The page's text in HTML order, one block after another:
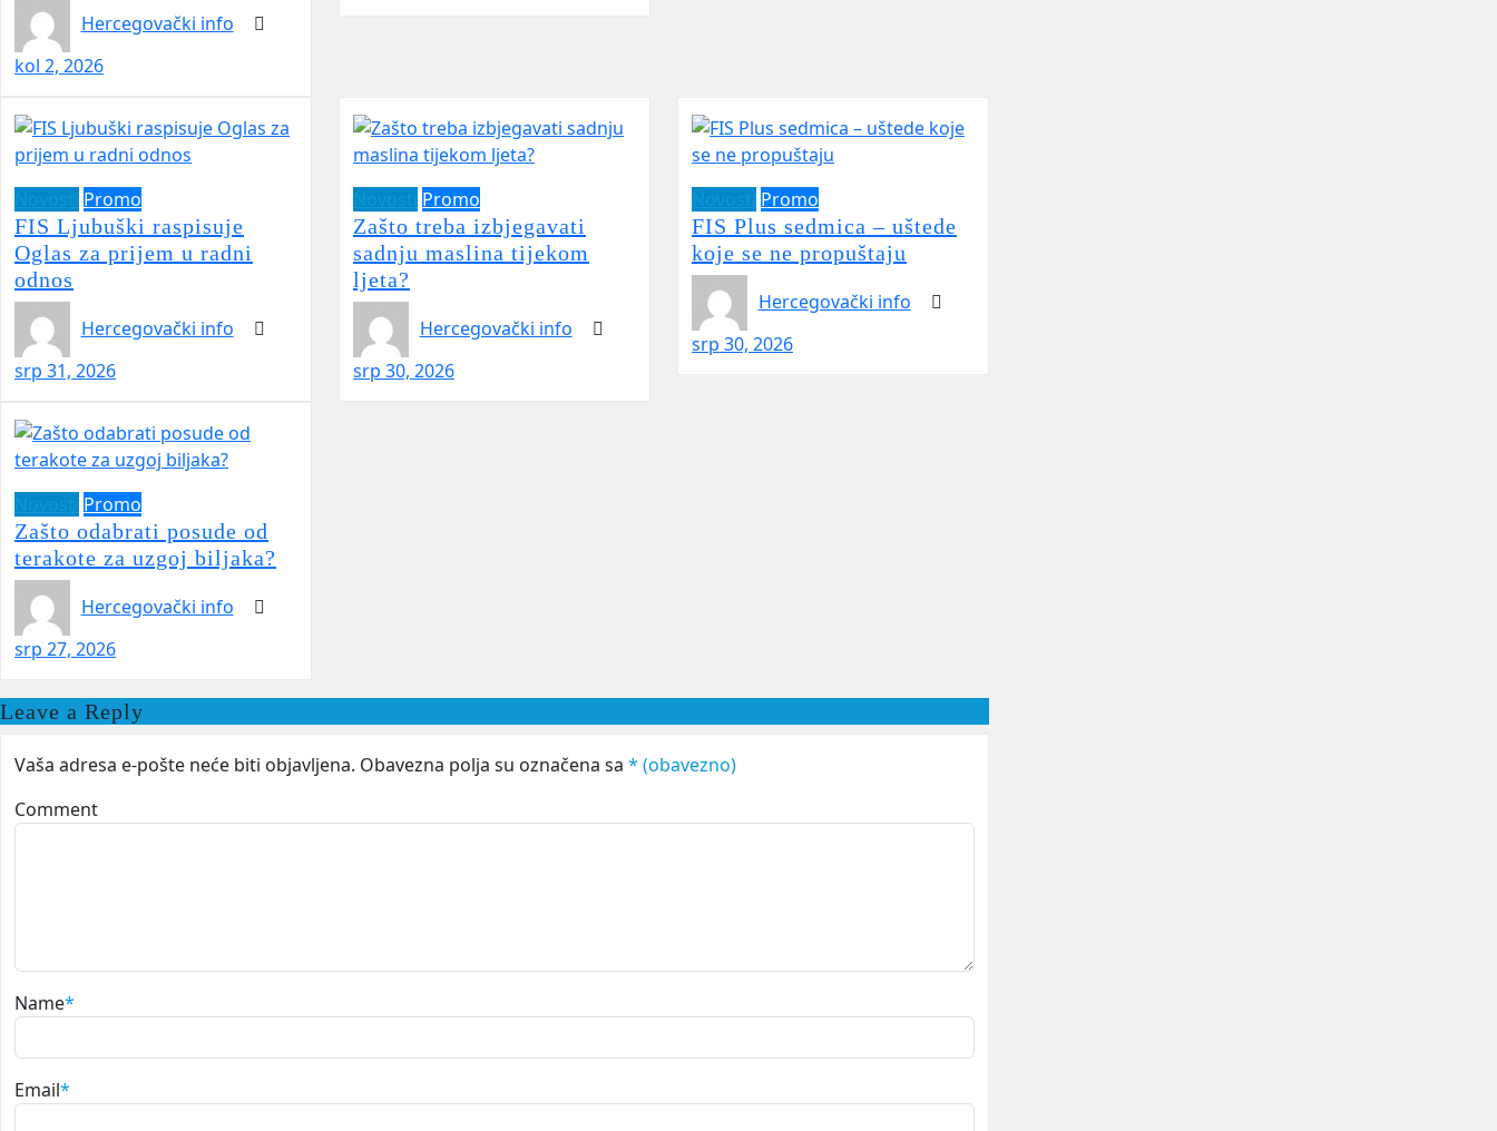
Hercegovački info
kol 2, 2026
Promo
FIS Ljubuški raspisuje
Oglas za prijem u radni
odnos
Hercegovački info
srp 31, 2026
Promo
Zašto treba izbjegavati
sadnju maslina tijekom
ljeta?
Hercegovački info
srp 30, 2026
Promo
FIS Plus sedmica – uštede
koje se ne propuštaju
Hercegovački info
srp 30, 2026
Promo
Zašto odabrati posude od
terakote za uzgoj biljaka?
Hercegovački info
srp 27, 2026
Leave a Reply
Vaša adresa e-pošte neće biti objavljena. Obavezna polja su označena sa * (obavezno)
Comment
Name*
Email*